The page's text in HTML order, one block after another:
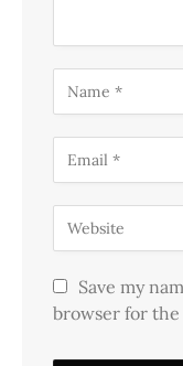
Save my
browser for